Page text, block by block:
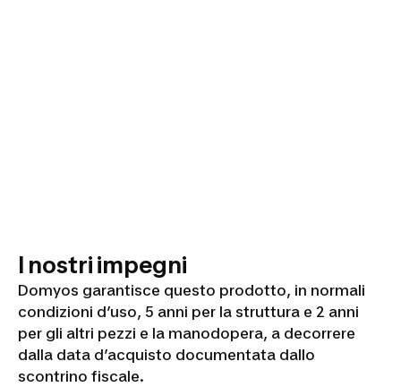
I nostri impegni
Domyos garantisce questo prodotto, in normali
condizioni d’uso, 5 anni per la struttura e 2 anni
per gli altri pezzi e la manodopera, a decorrere
dalla data d’acquisto documentata dallo
scontrino fiscale.